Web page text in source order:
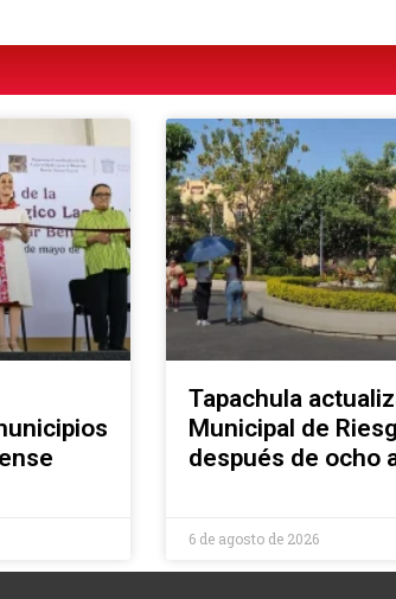
Tapachula
Municipal de
después de ocho
6 de agosto de 2026